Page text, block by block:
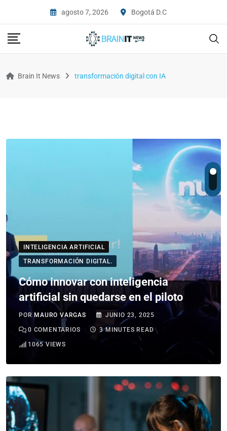
agosto 7, 2026 Bogotá D.C
Brain It News transformación digital con IA
INTELIGENCIA ARTIFICIAL
TRANSFORMACIÓN DIGITAL.
Cómo innovar con inteligencia
artificial sin quedarse en el piloto
PORMAURO VARGAS JUNIO 23, 2025
0 COMENTARIOS 3 MINUTES READ
1065VIEWS